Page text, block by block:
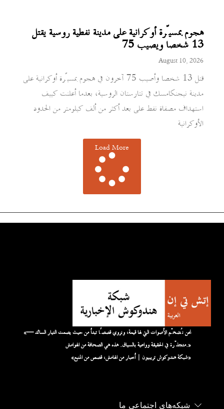
هجوم بمسيّرة أوكرانية على مدينة نفطية روسية يقتل
13 شخصا ويصيب 75
August 10, 2026
قتل 13 شخصا وأصيب 75 آخرون في هجوم بمسيّرة أوكرانية على
مدينة نيجنكامسك في تتارستان الروسية، بعدما أعلنت كييف
استهداف مصفاة نفط على بعد أكثر من ألف كيلومتر من الحدود
الأوكرانية
Load More
شبکه‌های اجتماعی ما
«نحن نُضخّم الأصوات التي لها قيمة، ونروي قصصًا تبدأ من حيث يصمت التيار السائد —
متجذّرة في الحقيقة وواعية بالسياق. هذه هي الصحافة من الهوامش.»
«شبكة هندوكوش تريبيون | أخبار من الهامش، قصص من المنبع»